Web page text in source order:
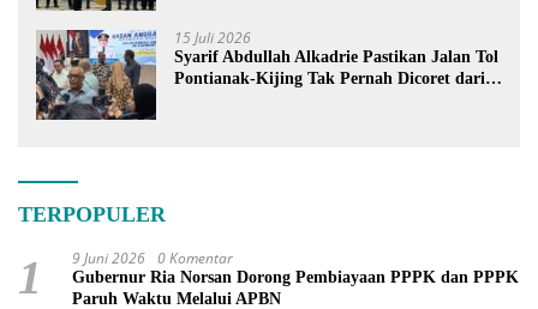
15 Juli 2026
Syarif Abdullah Alkadrie Pastikan Jalan Tol
Pontianak-Kijing Tak Pernah Dicoret dari
TERPOPULER
1 9 Juni 2026 0 Komentar
Gubernur Ria Norsan Dorong Pembiayaan PPPK dan PPPK
Paruh Waktu Melalui APBN